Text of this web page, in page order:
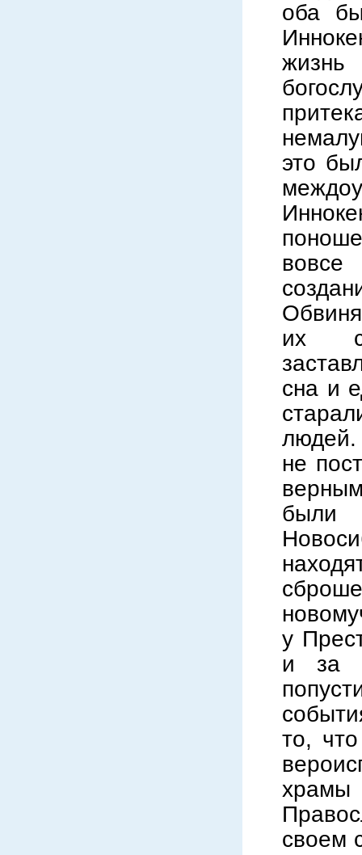
оба
это
их
сна и
людей.
не
были
у
и за
то,
своем